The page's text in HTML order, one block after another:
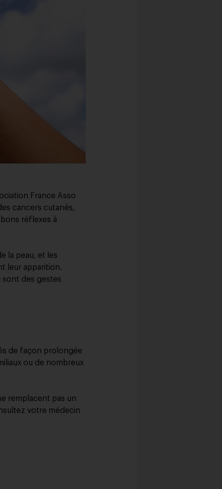
France Asso
cancers cutanés,
réflexes à
la peau, et les
leur apparition.
sont des gestes
de façon prolongée
ou de nombreux
remplacent pas un
votre médecin